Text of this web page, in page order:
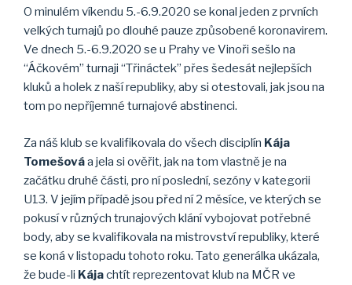
O minulém víkendu 5.-6.9.2020 se konal jeden z prvních
velkých turnajů po dlouhé pauze způsobené koronavirem.
Ve dnech 5.-6.9.2020 se u Prahy ve Vinoři sešlo na
“Áčkovém” turnaji “Třináctek” přes šedesát nejlepších
kluků a holek z naší republiky, aby si otestovali, jak jsou na
tom po nepříjemné turnajové abstinenci.
Za náš klub se kvalifikovala do všech disciplín Kája
Tomešováa jela si ověřit, jak na tom vlastně je na
začátku druhé části, pro ní poslední, sezóny v kategorii
U13. V jejím případě jsou před ní 2 měsíce, ve kterých se
pokusí v různých trunajových klání vybojovat potřebné
body, aby se kvalifikovala na mistrovství republiky, které
se koná v listopadu tohoto roku. Tato generálka ukázala,
že bude-li Kájachtít reprezentovat klub na MČR ve